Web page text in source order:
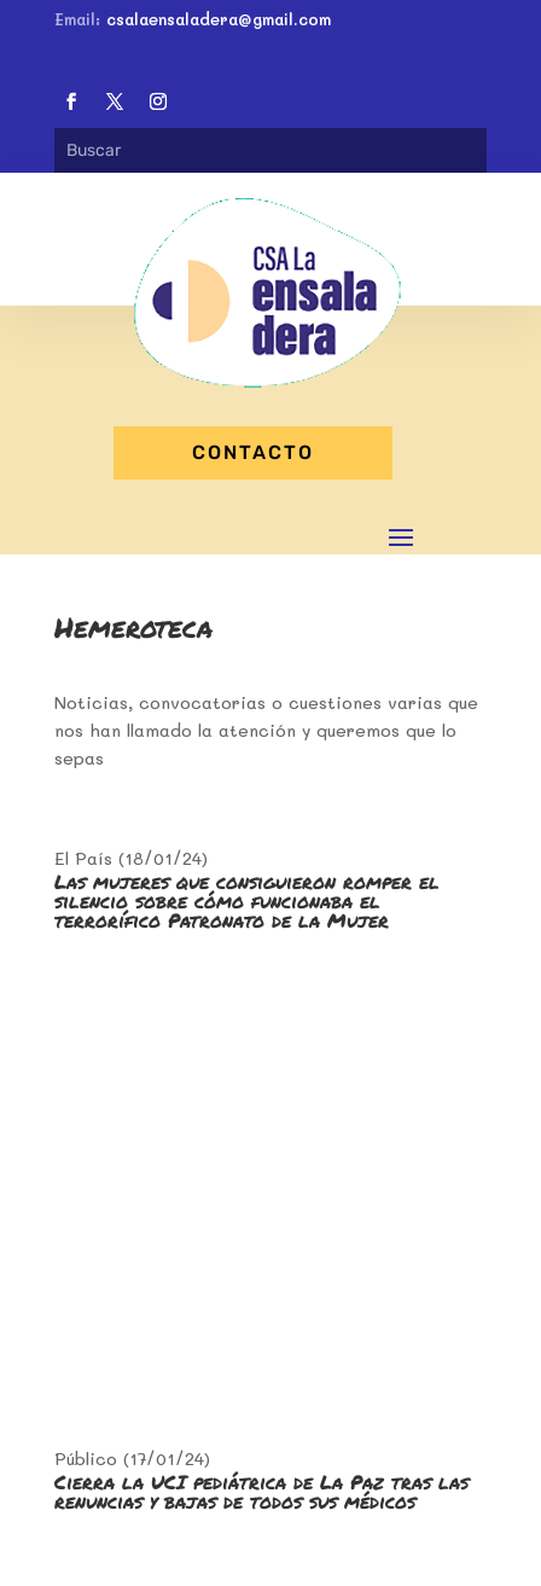
Email: csalaensaladera@gmail.com
CONTACTO
Hemeroteca
Noticias, convocatorias o cuestiones varias que
nos han llamado la atención y queremos que lo
sepas
El País (18/01/24)
Las mujeres que consiguieron romper el
silencio sobre cómo funcionaba el
terrorífico Patronato de la Mujer
Público (17/01/24)
Cierra la UCI pediátrica de La Paz tras las
renuncias y bajas de todos sus médicos